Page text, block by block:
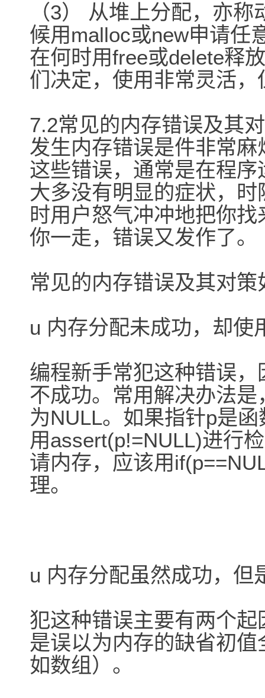
（3） 从堆上分配，亦
候用malloc或new申请任
在何时用free或delete释
们决定，使用非常灵活
7.2常见的内存错误及其
发生内存错误是件非常
这些错误，通常是在程
大多没有明显的症状，
时用户怒气冲冲地把你
你一走，错误又发作了。
常见的内存错误及其对策
u 内存分配未成功，却使
编程新手常犯这种错误
不成功。常用解决办法
为NULL。如果指针p是
用assert(p!=NULL)进行
请内存，应该用
理。
u 内存分配虽然成功，但
犯这种错误主要有两个
是误以为内存的缺省初
如数组）。